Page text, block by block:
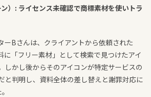
）: ライセンス未確認で商標素材を使いトラ
ーBさんは、クライアントから依頼された
に「フリー素材」として検索で見つけたアイ
しかし後からそのアイコンが特定サービスの
と判明し、資料全体の差し替えと謝罪対応に